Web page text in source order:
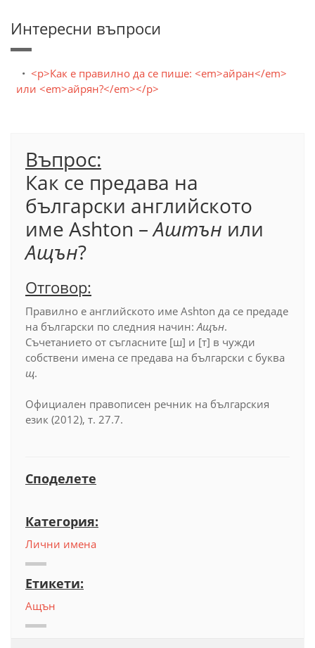
Интересни въпроси
<p>Как е правилно да се пише: <em>айран</em>
или <em>айрян?</em></p>
Въпрос:
Как се предава на
български английското
име Ashton –Аштън или
Ащън?
Отговор:
Правилно е английското име Ashton да се предаде
на български по следния начин:Ащън.
Съчетанието от съгласните [ш] и [т] в чужди
собствени имена се предава на български с буква
щ.
Официален правописен речник на българския
език (2012), т. 27.7.
Споделете
Категория:
Лични имена
Етикети:
Ащън